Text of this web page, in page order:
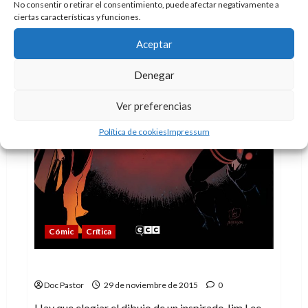
No consentir o retirar el consentimiento, puede afectar negativamente a
ciertas características y funciones.
Aceptar
Denegar
Ver preferencias
Política de cookiesImpressum
Cómic Crítica
Doc Pastor 29 de noviembre de 2015 0